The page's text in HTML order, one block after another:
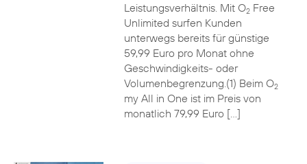
Leistungsverhältnis. Mit O2Free
Unlimited surfen Kunden
unterwegs bereits für günstige
59,99 Euro pro Monat ohne
Geschwindigkeits- oder
Volumenbegrenzung.(1) Beim O2
my All in One ist im Preis von
monatlich 79,99 Euro […]